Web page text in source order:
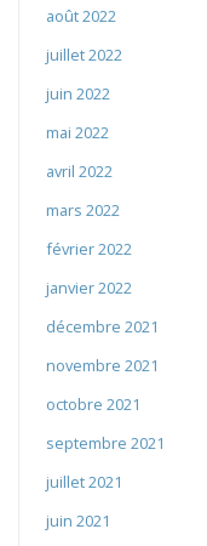
août 2022
juillet 2022
juin 2022
mai 2022
avril 2022
mars 2022
février 2022
janvier 2022
décembre 2021
novembre 2021
octobre 2021
septembre 2021
juillet 2021
juin 2021